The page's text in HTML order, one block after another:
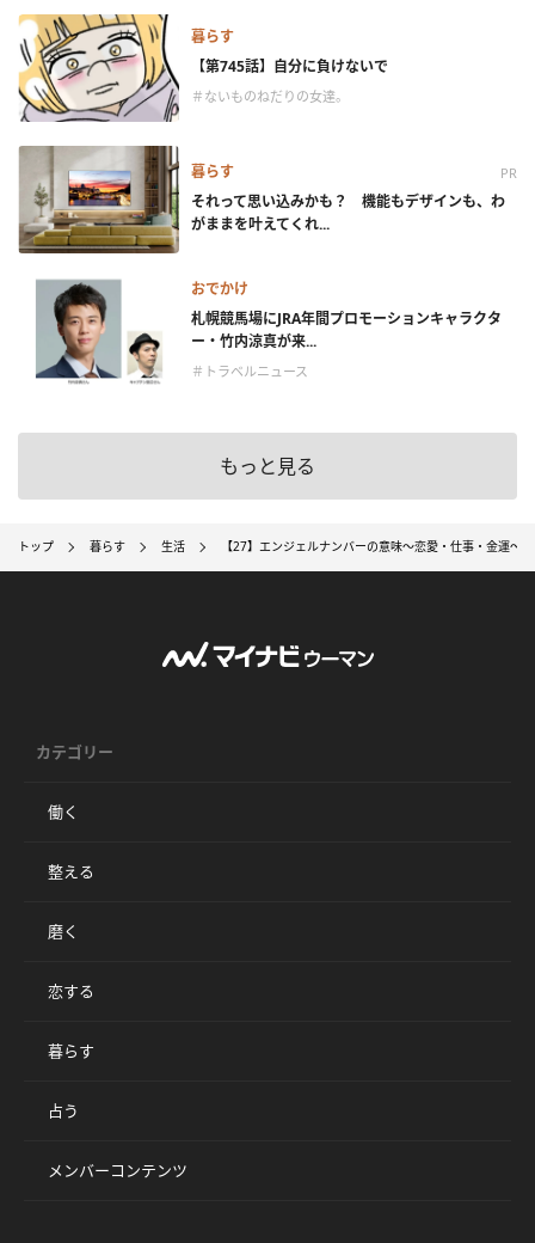
暮らす
【第745話】自分に負けないで
＃ないものねだりの女達。
暮らす PR
それって思い込みかも？ 機能もデザインも、わ
がままを叶えてくれ...
おでかけ
札幌競馬場にJRA年間プロモーションキャラクタ
ー・竹内涼真が来...
＃トラベルニュース
もっと見る
トップ 暮らす 生活 【27】エンジェルナンバーの意味～恋愛・仕事・金運～
カテゴリー
働く
整える
磨く
恋する
暮らす
占う
メンバーコンテンツ